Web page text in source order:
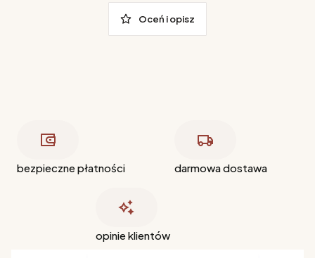
Oceń i opisz
bezpieczne płatności darmowa dostawa
opinie klientów